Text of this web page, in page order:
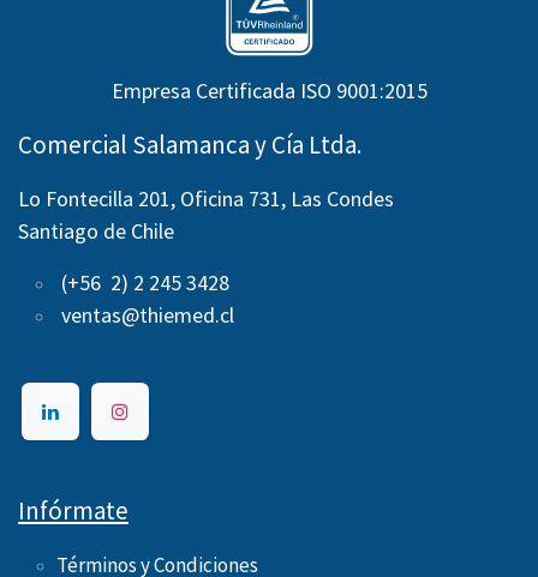
Empresa Certificada ISO 9001:2015
Comercial Salamanca y Cía Ltda.
Lo Fontecilla 201, Oficina 731, Las Condes
Santiago de Chile
(+56 2) 2 245 3428
ventas@thiemed.cl
Infórmate
Términos y Condiciones